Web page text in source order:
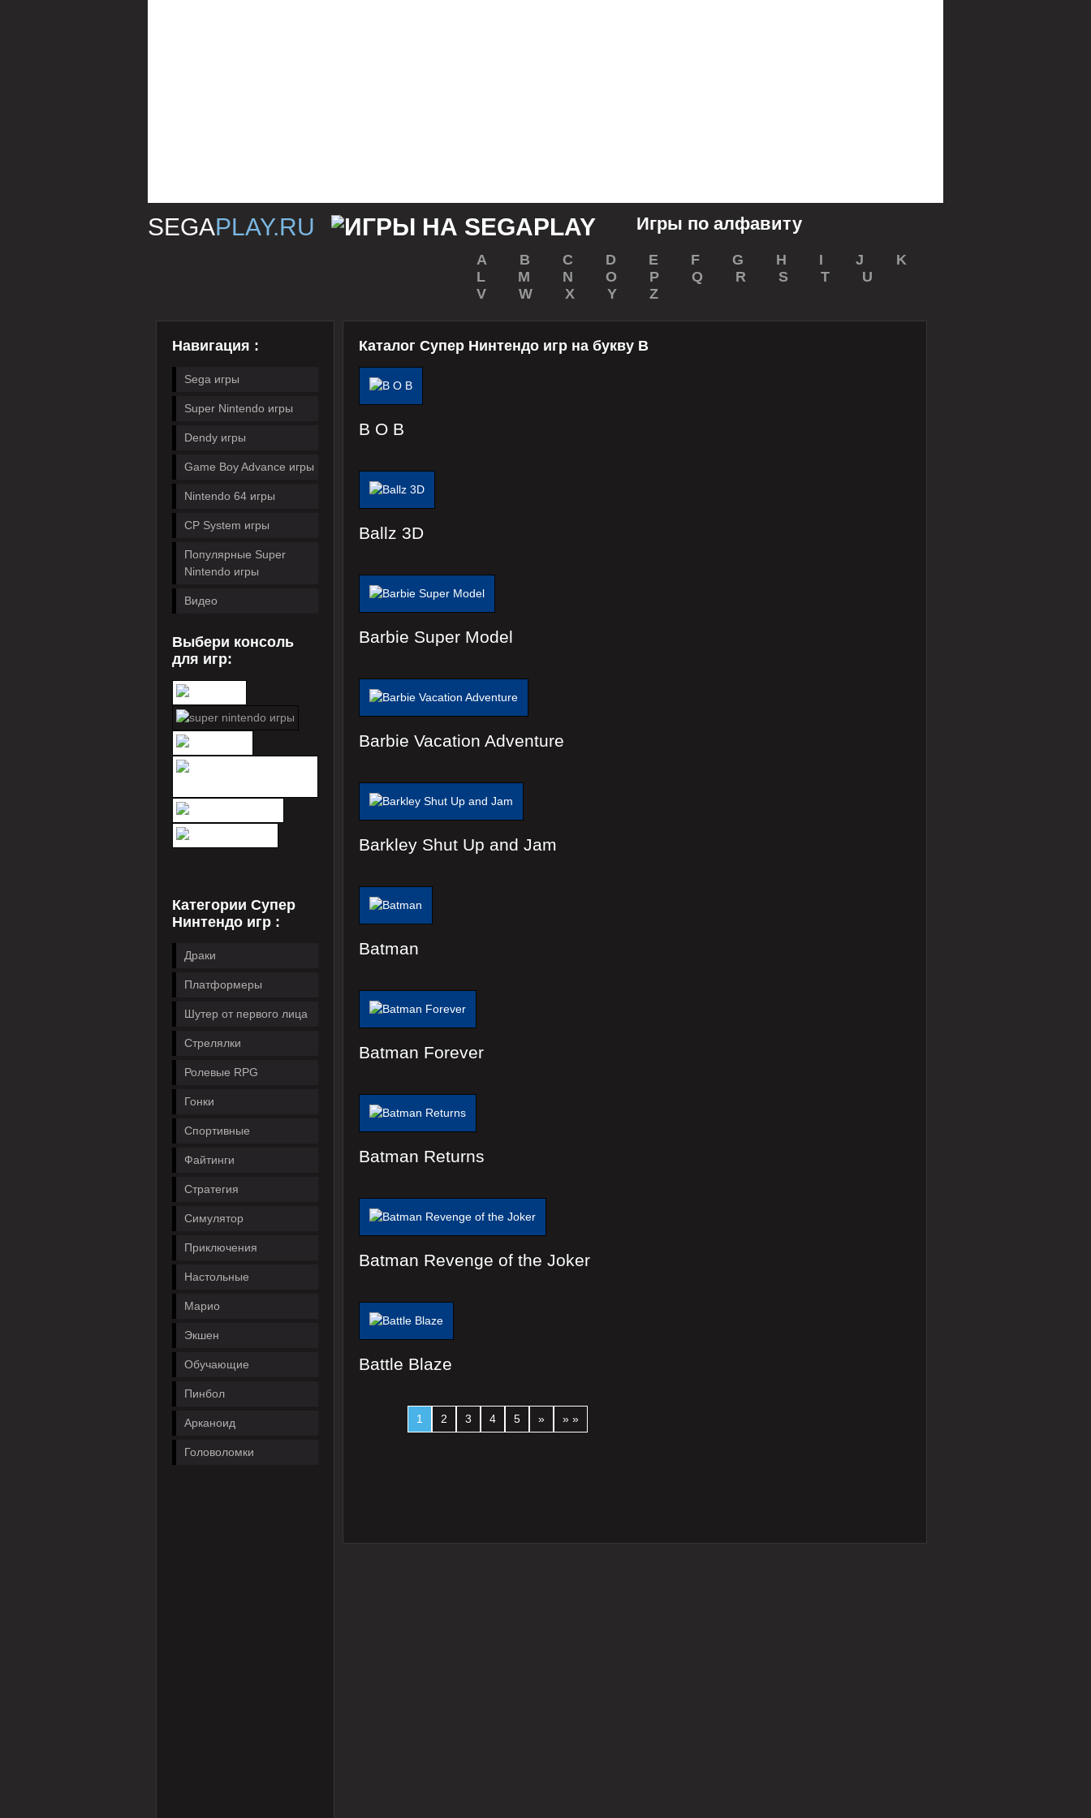
SEGAPLAY.RU Игры по алфавиту
A B C D E F G H I J
K
L
M N O P Q R S T
U
V
W X Y Z
Навигация :
Sega игры
Super Nintendo игры
Dendy игры
Game Boy Advance игры
Nintendo 64 игры
CP System игры
Популярные Super
Nintendo игры
Видео
Выбери консоль
для игр:
Категории Супер
Нинтендо игр :
Драки
Платформеры
Шутер от первого лица
Стрелялки
Ролевые RPG
Гонки
Спортивные
Файтинги
Стратегия
Симулятор
Приключения
Настольные
Марио
Экшен
Обучающие
Пинбол
Арканоид
Головоломки
Каталог Супер Нинтендо игр на букву B
B O B
Ballz 3D
Barbie Super Model
Barbie Vacation Adventure
Barkley Shut Up and Jam
Batman
Batman Forever
Batman Returns
Batman Revenge of the Joker
Battle Blaze
1 2 3 4 5 » » »